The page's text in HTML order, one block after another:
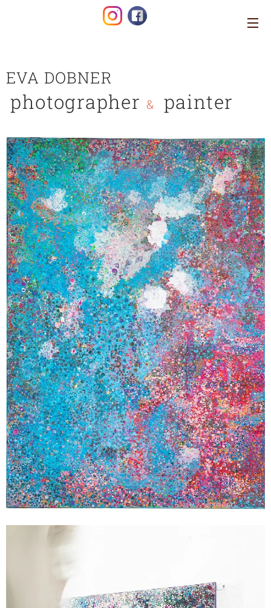
EVA DOBNER
photographer & painter